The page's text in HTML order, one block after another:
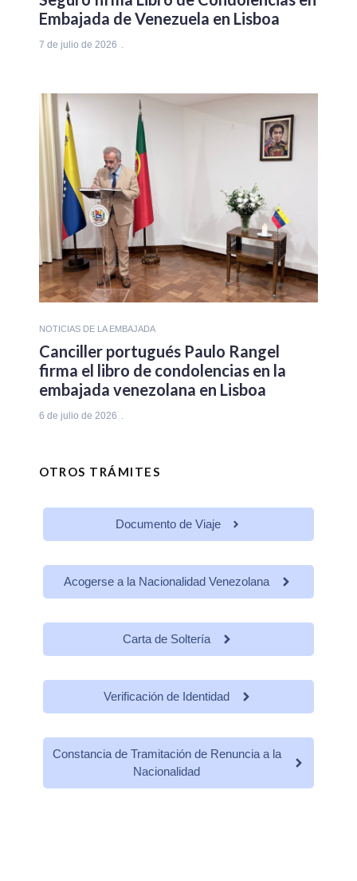
Embajada de Venezuela en Lisboa
7 de julio de 2026
NOTICIAS DE LA EMBAJADA
Canciller portugués Paulo Rangel
firma el libro de condolencias en la
embajada venezolana en Lisboa
6 de julio de 2026
OTROS TRÁMITES
Documento de Viaje
Acogerse a la Nacionalidad Venezolana
Carta de Soltería
Verificación de Identidad
Constancia de Tramitación de Renuncia a la
Nacionalidad